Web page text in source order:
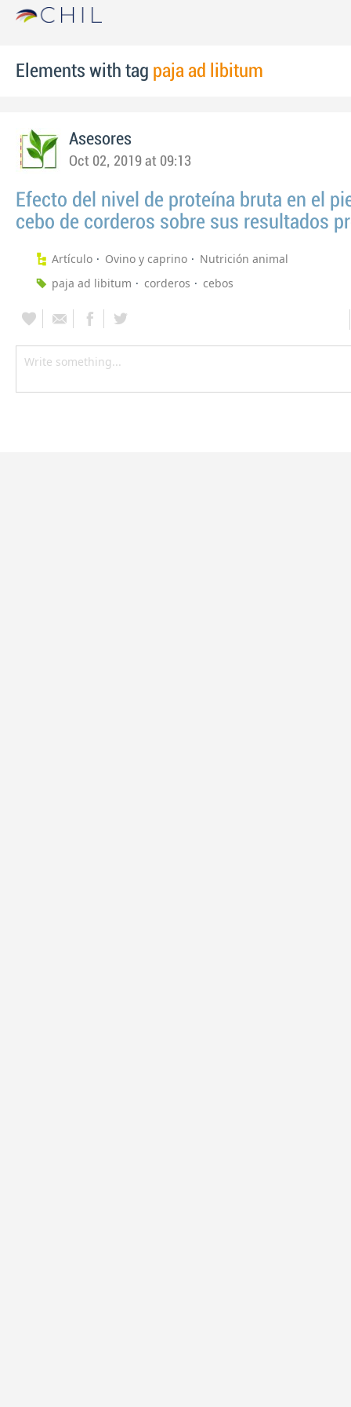
Elements with tag paja ad libitum
Asesores
Oct 02, 2019 at 09:13
Efecto del nivel de proteína bruta en el
cebo de corderos sobre sus resultados
Artículo Ovino y caprino
Nutrición animal
paja ad libitum
corderos cebos